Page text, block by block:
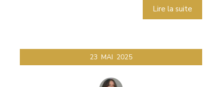
Lire la suite
23 MAI 2025